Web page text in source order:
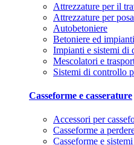
Attrezzature per il
Attrezzature per
Autobetoniere
Betoniere ed
Impianti e sistemi di
Mescolatori e
Sistemi di controllo
Casseforme e casserature
Accessori per
Casseforme a
Casseforme e